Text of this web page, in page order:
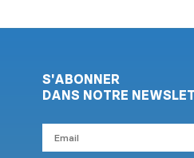
S'ABONNER
DANS NOTRE